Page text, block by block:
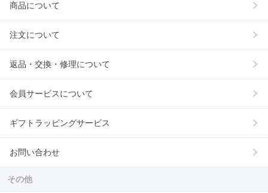
商品について
注文について
返品・交換・修理について
会員サービスについて
ギフトラッピングサービス
お問い合わせ
その他